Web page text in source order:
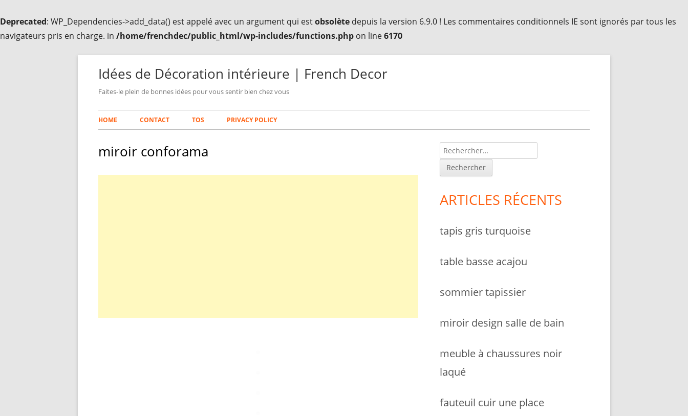
Deprecated: WP_Dependencies->add_data() est appelé avec un argument qui estobsolète depuis la version 6.9.0 ! Les commentaires conditionnels IE sont ignorés par tous les
navigateurs pris en charge. in /home/frenchdec/public_html/wp-includes/functions.php on line6170
Idées de Décoration intérieure | French Decor
Faites-le plein de bonnes idées pour vous sentir bien chez vous
Menu
principal
HOME CONTACT TOS PRIVACY POLICY
miroir conforama
Colonne
latérale
principale
R
e
c
e
h
r
:
ARTICLES RÉCENTS
tapis gris turquoise
table basse acajou
sommier tapissier
miroir design salle de bain
meuble à chaussures noir
laqué
fauteuil cuir une place